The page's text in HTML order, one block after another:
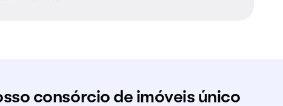
consórcio de imóveis único